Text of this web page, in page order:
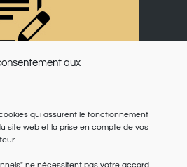
aux
qui assurent le fonctionnement
site web et la prise en compte de vos